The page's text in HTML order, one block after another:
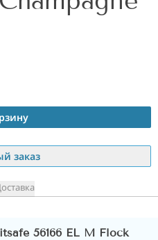
заказ
56166 EL M Flock